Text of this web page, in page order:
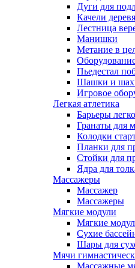
Дуги для
Качели
Лестница
Манишки
Метание в
Пьедестал
Шашки и
Игровое
Легкая атлетика
Барьеры
Гранаты для
Колодки
Планки для
Стойки для
Ядра для
Массажеры
Массажер
Массажеры
Мягкие модули
Мягкие
Сухие
Шары для
Мячи
Массажные